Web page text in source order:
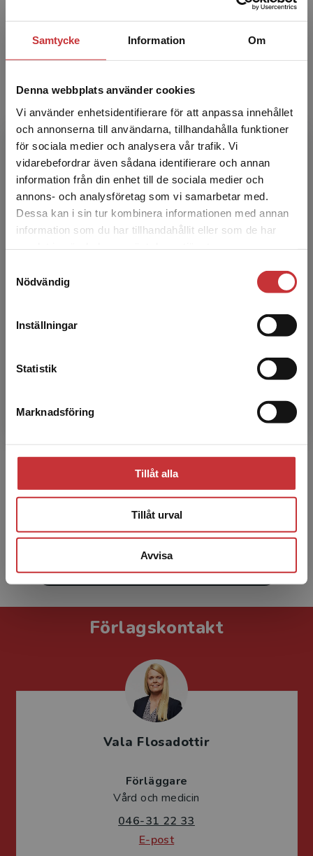
Samtycke Information Om
Denna webbplats använder cookies
Vi använder enhetsidentifierare för att anpassa innehållet
och annonserna till användarna, tillhandahålla funktioner
för sociala medier och analysera vår trafik. Vi
vidarebefordrar även sådana identifierare och annan
information från din enhet till de sociala medier och
annons- och analysföretag som vi samarbetar med.
Dessa kan i sin tur kombinera informationen med annan
information som du har tillhandahållit eller som de har
Nödvändig
Inställningar
Statistik
Marknadsföring
Tillåt alla
Tillåt urval
Avvisa
Begränsad fraktregion
Det verkar som att du besöker
studentlitteratur.se via en enhet utanför Sverige.
Vi erbjuder inte leveranser utanför Sverige. För
att kunna slutföra ett köp måste
Annette Heijne är docent i fysioterapi och
arbetar som lektor/forskare och verkar som
fysioterapi på Karol...
Paul W. Ackermann
ortopedi, biträdande överläkare, verksam vid
Karolinska universitetssjukhuset och Karolinska
Eva Ageberg är docent i sjukgymnastik och
universitetslektor vid Medicinska fakulteten,
Visa alla - 34
Förlagskontakt
Vala Flosadottir
Förläggare
Vård och medicin
046-31 22 33
E-post